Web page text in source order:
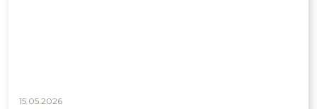
15.05.2026